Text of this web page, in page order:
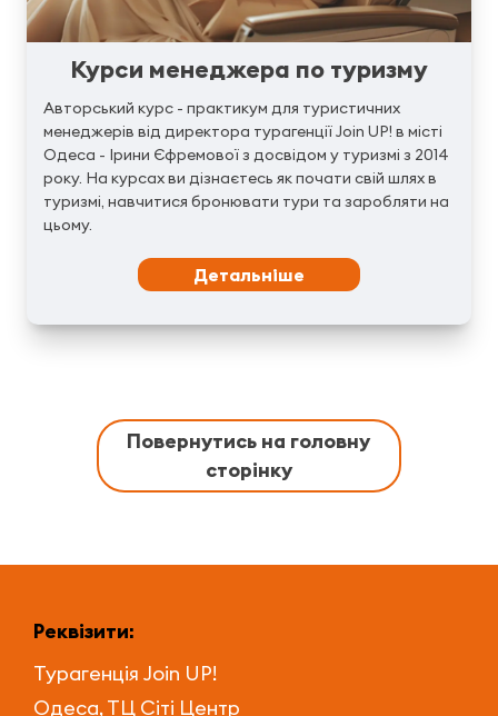
Курси менеджера по туризму
Авторський курс - практикум для туристичних
менеджерів від директора турагенції Join UP! в місті
Одеса - Ірини Єфремової з досвідом у туризмі з 2014
року. На курсах ви дізнаєтесь як почати свій шлях в
туризмі, навчитися бронювати тури та заробляти на
цьому.
Детальніше
Повернутись на головну
сторінку
Реквізити:
Турагенція Join UP!
Одеса, ТЦ Сіті Центр